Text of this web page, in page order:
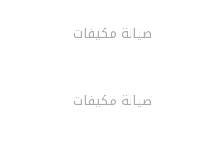
صيانة مكيفات
صيانة مكيفات